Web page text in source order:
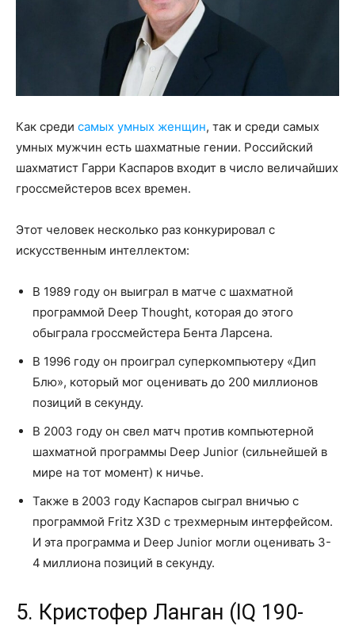
Как среди самых умных женщин, так и среди самых
умных мужчин есть шахматные гении. Российский
шахматист Гарри Каспаров входит в число величайших
гроссмейстеров всех времен.
Этот человек несколько раз конкурировал с
искусственным интеллектом:
В 1989 году он выиграл в матче с шахматной
программой Deep Thought, которая до этого
обыграла гроссмейстера Бента Ларсена.
В 1996 году он проиграл суперкомпьютеру «Дип
Блю», который мог оценивать до 200 миллионов
позиций в секунду.
В 2003 году он свел матч против компьютерной
шахматной программы Deep Junior (сильнейшей в
мире на тот момент) к ничье.
Также в 2003 году Каспаров сыграл вничью с
программой Fritz X3D с трехмерным интерфейсом.
И эта программа и Deep Junior могли оценивать 3-
4 миллиона позиций в секунду.
5. Кристофер Ланган (IQ 190-